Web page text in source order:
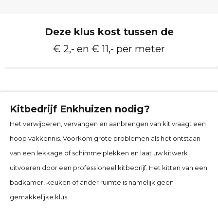
Deze klus kost tussen de
€ 2,- en € 11,- per meter
Kitbedrijf Enkhuizen nodig?
Het verwijderen, vervangen en aanbrengen van kit vraagt een
hoop vakkennis. Voorkom grote problemen als het ontstaan
van een lekkage of schimmelplekken en laat uw kitwerk
uitvoeren door een professioneel kitbedrijf. Het kitten van een
badkamer, keuken of ander ruimte is namelijk geen
gemakkelijke klus.